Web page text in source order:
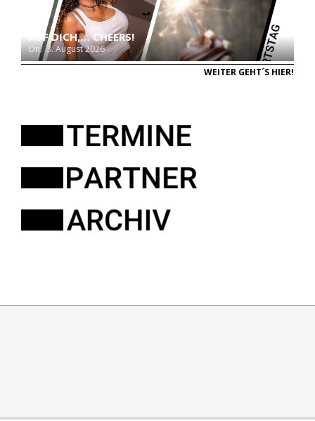
AUF DICH,… CHEERS!
On: 3. August 2026
WEITER GEHT´S HIER!